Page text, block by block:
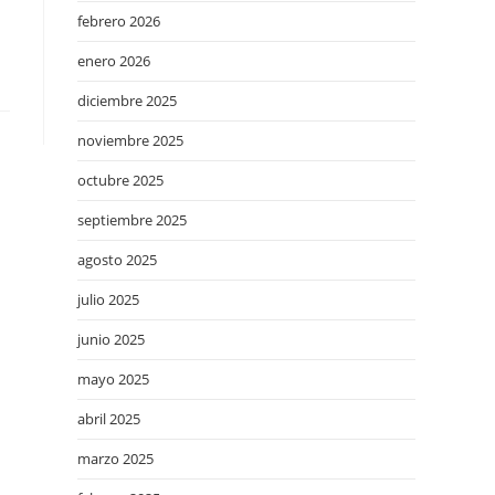
febrero 2026
enero 2026
diciembre 2025
noviembre 2025
octubre 2025
septiembre 2025
agosto 2025
julio 2025
junio 2025
mayo 2025
abril 2025
marzo 2025